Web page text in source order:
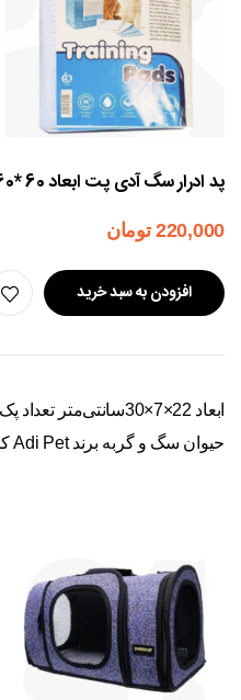
پد ادرار سگ آدی پت ابعاد 60 *60 سانتی متر بسته 10 عددی
220,000 تومان
افزودن به سبد خرید
حیوان سگ و گربه برند Adi Pet کشور سازنده ایران